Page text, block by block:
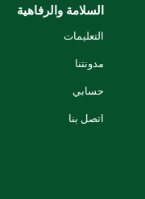
السلامة والرفاهية
التعليمات
مدونتنا
حسابي
اتصل بنا